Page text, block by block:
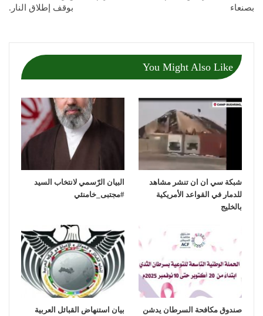
بصنعاء بوقف إطلاق النار.
You Might Also Like
شبكة سي ان ان تنشر مشاهد
للدمار في القواعد الأمريكية
بالخليج
‏البيان الرّسمي لانتخاب السيد
صندوق مكافحة السرطان يدشن
بيان استنهاض القبائل العربية